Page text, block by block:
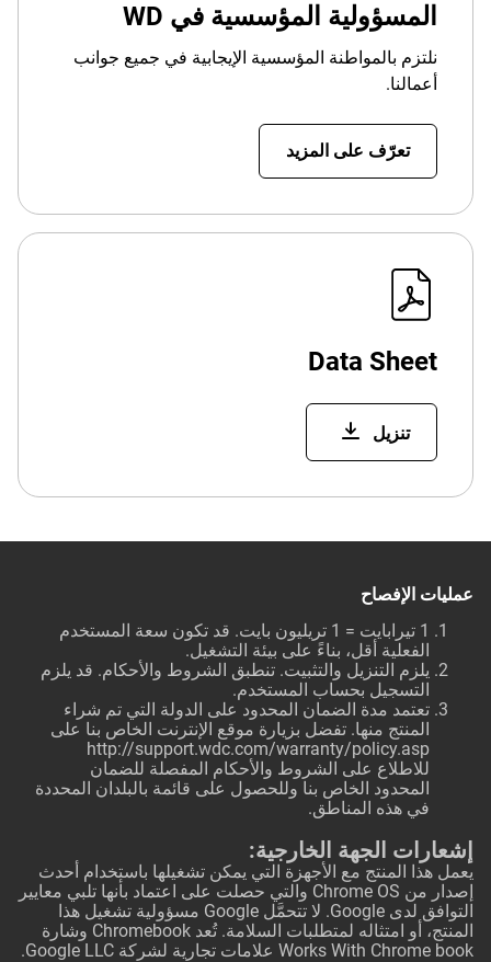
المسؤولية المؤسسية في WD
نلتزم بالمواطنة المؤسسية الإيجابية في جميع جوانب
أعمالنا.
تعرّف على المزيد
Data Sheet
تنزيل
عمليات الإفصاح
1 تيرابايت = 1 تريليون بايت. قد تكون سعة المستخدم
الفعلية أقل، بناءً على بيئة التشغيل.
يلزم التنزيل والتثبيت. تنطبق الشروط والأحكام. قد يلزم
التسجيل بحساب المستخدم.
تعتمد مدة الضمان المحدود على الدولة التي تم شراء
المنتج منها. تفضل بزيارة موقع الإنترنت الخاص بنا على
http://support.wdc.com/warranty/policy.asp
للاطلاع على الشروط والأحكام المفصلة للضمان
المحدود الخاص بنا وللحصول على قائمة بالبلدان المحددة
في هذه المناطق.
إشعارات الجهة الخارجية:
يعمل هذا المنتج مع الأجهزة التي يمكن تشغيلها باستخدام أحدث
إصدار من Chrome OS والتي حصلت على اعتماد بأنها تلبي معايير
التوافق لدى Google. لا تتحمَّل Google مسؤولية تشغيل هذا
المنتج، أو امتثاله لمتطلبات السلامة. تُعد Chromebook وشارة
Works With Chrome book علامات تجارية لشركة Google LLC.